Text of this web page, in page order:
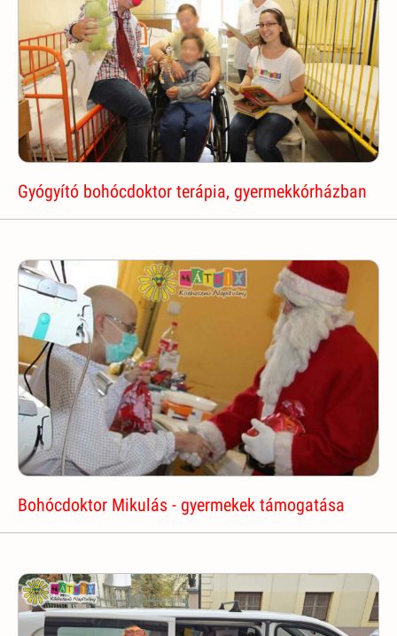
Gyógyító bohócdoktor terápia, gyermekkórházban
Bohócdoktor Mikulás - gyermekek támogatása